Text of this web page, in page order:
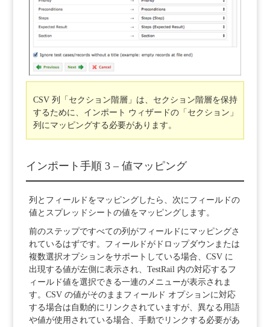
CSV 列「セクション階層」は、セクション階層を保持
するために、インポート ウィザードの「セクション」
列にマッピングする必要があります。
インポート手順 3 – 値マッピング
列とフィールドをマッピングしたら、次にフィールドの
値とスプレッドシートの値をマッピングします。
前のステップですべての列がフィールドにマッピングさ
れているはずです。フィールドがドロップダウンまたは
複数選択オプションをサポートしている場合、CSV に
出現する値が左側に表示され、TestRail 内の対応するフ
ィールド値を選択できる一連のメニューが表示されま
す。CSV の値がそのままフィールド オプションに対応
する場合は自動的にリンクされていますが、異なる用語
や値が使用されている場合、手動でリンクする必要があ